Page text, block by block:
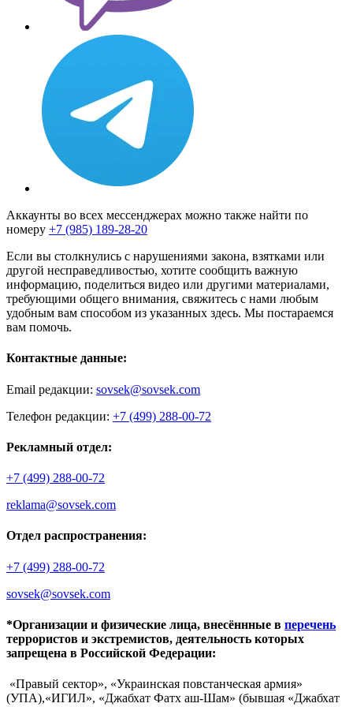
Аккаунты во всех мессенджерах можно также найти по
номеру +7 (985) 189-28-20
Если вы столкнулись с нарушениями закона, взятками или
другой несправедливостью, хотите сообщить важную
информацию, поделиться видео или другими материалами,
требующими общего внимания, свяжитесь с нами любым
удобным вам способом из указанных здесь. Мы постараемся
вам помочь.
Контактные данные:
Email редакции: sovsek@sovsek.com
Телефон редакции: +7 (499) 288-00-72
Рекламный отдел:
+7 (499) 288-00-72
reklama@sovsek.com
Отдел распространения:
+7 (499) 288-00-72
sovsek@sovsek.com
*Организации и физические лица, внесённные в перечень
террористов и экстремистов, деятельность которых
запрещена в Российской Федерации:
«Правый сектор», «Украинская повстанческая армия»
(УПА),«ИГИЛ», «Джабхат Фатх аш-Шам» (бывшая «Джабхат